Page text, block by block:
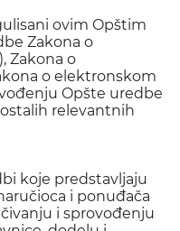
ovim Opštim
Zakona o
Zakona o
o elektronskom
Opšte uredbe
relevantnih
koje predstavljaju
i ponuđača
i sprovođenju